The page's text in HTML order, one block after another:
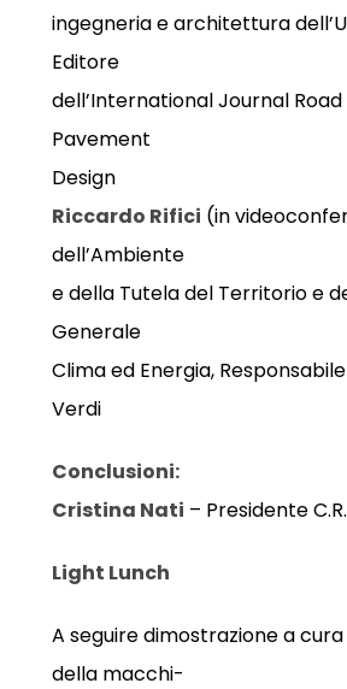
ingegneria e architettura
Editore
dell’International Journal
Pavement
Design
Riccardo Rifici (in
dell’Ambiente
e della Tutela del Territorio e
Generale
Clima ed Energia,
Verdi
Conclusioni:
Cristina Nati – Presidente
Light Lunch
A seguire dimostrazione a
della macchi-